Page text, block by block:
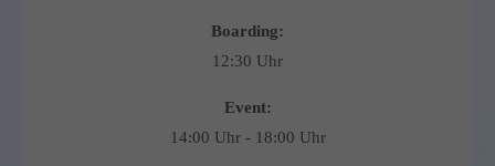
Boarding:
12:30 Uhr
Event:
14:00 Uhr - 18:00 Uhr